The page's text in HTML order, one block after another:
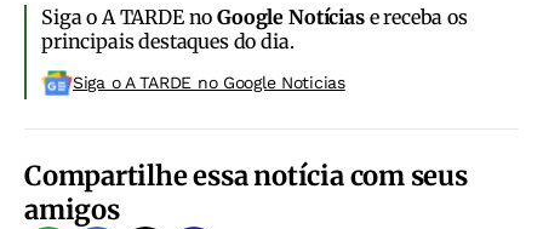
Siga o A TARDE noGoogle Notíciase receba os
principais destaques do dia.
Siga o A TARDE no Google Noticias
Compartilhe essa notícia com seus
amigos